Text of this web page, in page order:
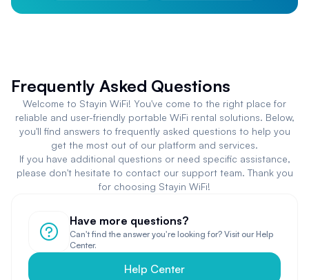
Frequently Asked Questions
Welcome to Stayin WiFi! You've come to the right place for
reliable and user-friendly portable WiFi rental solutions. Below,
you'll find answers to frequently asked questions to help you
get the most out of our platform and services.
If you have additional questions or need specific assistance,
please don't hesitate to contact our support team. Thank you
for choosing Stayin WiFi!
Have more questions?
Can't find the answer you're looking for? Visit our Help
Center.
Help Center